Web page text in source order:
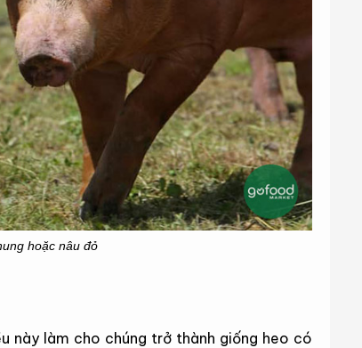
hoặc nâu đỏ
này làm cho chúng trở thành giống heo có